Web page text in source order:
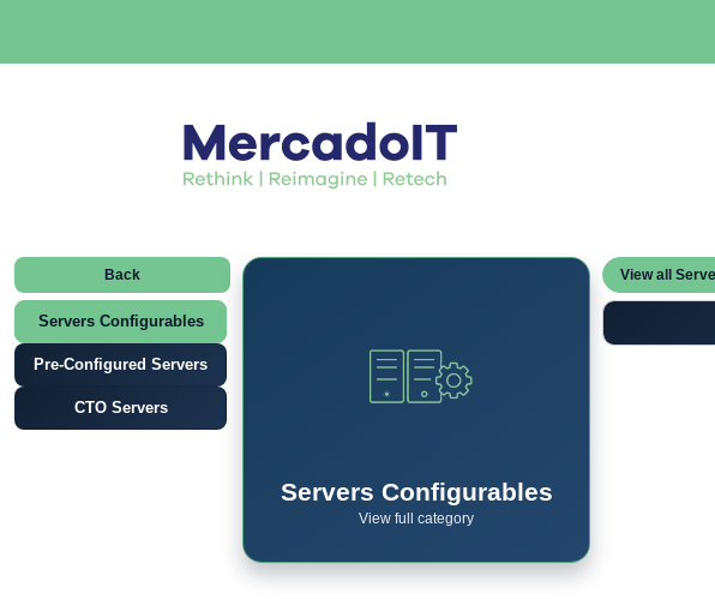
Back
Servers Configurables
Pre-Configured Servers
CTO Servers
Servers Configurables
View full category
View all